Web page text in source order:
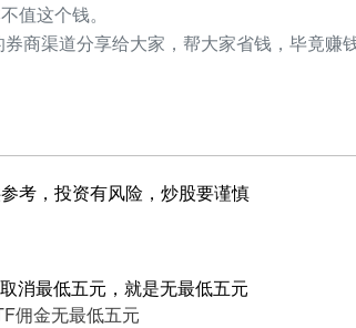
值这个钱。
商渠道分享给大家，帮大家省钱，毕竟赚
考，投资有风险，炒股要谨慎
消最低五元，就是无最低五元
佣金无最低五元